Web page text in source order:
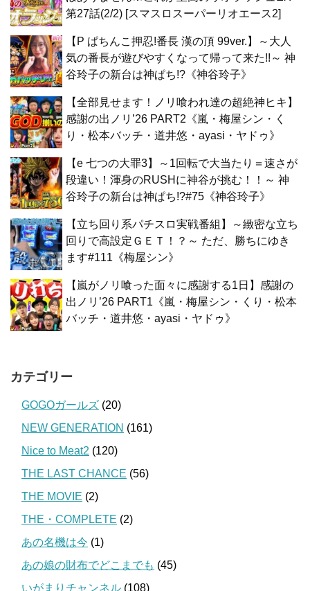
第27話(2/2) [スマスロスーパーリオエース2]
【P ぱちんこ押忍!番長 漢の頂 99ver.】～大人
気の番長が遊びやすくなって帰って来た!!～ 神
谷玲子の新台は神ぱち!?《神谷玲子》
【全部見せます！ノリ喰われ達の超絶神ヒキ】
感謝の出ノリ’26 PART2《嵐・梅屋シン・く
り・松本バッチ・道井悠・ayasi・ヤドゥ》
【e 七つの大罪3】～1回転で大当たり＝速さが
段違い！渾身のRUSHに神谷が挑む！！～ 神
谷玲子の新台は神ぱち!?#75《神谷玲子》
【立ち回り系パチスロ実戦番組】～緻密な立ち
回りで高設定ＧＥＴ！？～ ただ、勝ちにゆき
ます#111《梅屋シン》
【嵐がノリ喰った面々に感謝する1日】感謝の
出ノリ’26 PART1《嵐・梅屋シン・くり・松本
バッチ・道井悠・ayasi・ヤドゥ》
カテゴリー
GOGOガールズ (20)
NEW GENERATION (161)
Nice to Meat2 (120)
THE LAST CHANCE (56)
THE MOVIE (2)
THE・COMPLETE (2)
あの名機は今 (1)
あの娘の財布でどこまでも (45)
いがまりチャンネル (108)